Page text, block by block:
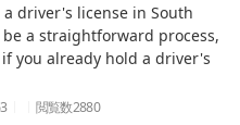
driver's license in South
be a straightforward process,
you already hold a driver's
閲覧数2880